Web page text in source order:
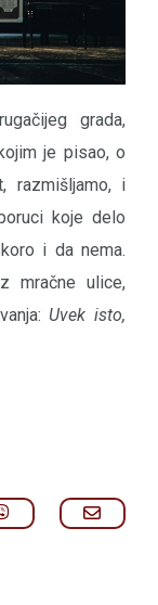
grada,
je pisao, o
razmišljamo, i
koje delo
i da nema.
mračne ulice,
Uvek isto,